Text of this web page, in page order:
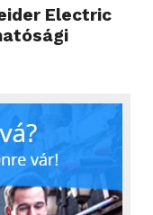
Electric